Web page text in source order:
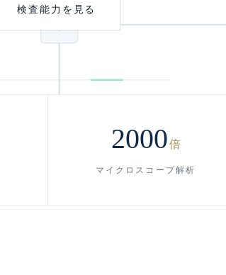
検査能力を見る
2000倍
マイクロスコープ解析